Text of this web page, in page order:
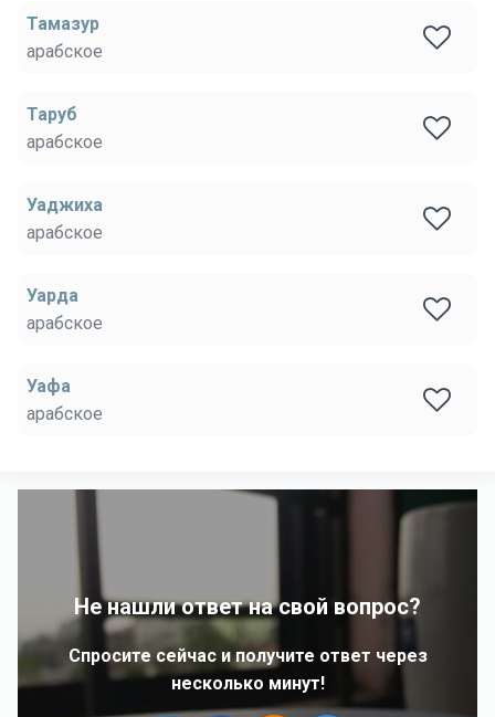
Тамазур
арабское
Таруб
арабское
Уаджиха
арабское
Уарда
арабское
Уафа
арабское
Не нашли ответ на свой вопрос?
Спросите сейчас и получите ответ через
несколько минут!